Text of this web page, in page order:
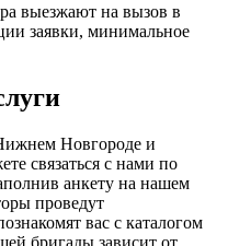
выезжают на вызов в
заявки, минимальное
Новгороде и
связаться с нами по
анкету на нашем
проведут
вас с каталогом
бригады зависит от